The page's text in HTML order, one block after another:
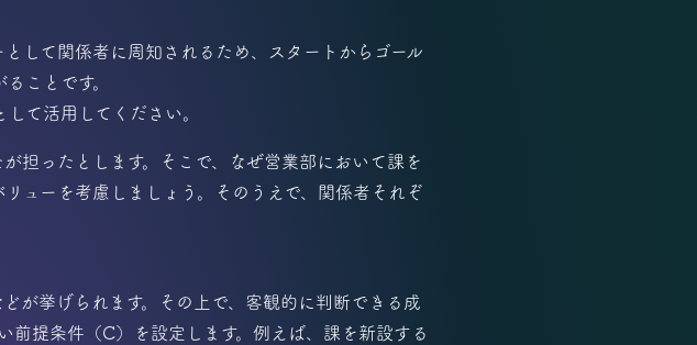
して関係者に周知されるため、スタートからゴール
ことです。
て活用してください。
担ったとします。そこで、なぜ営業部において課を
ューを考慮しましょう。そのうえで、関係者それぞ
が挙げられます。その上で、客観的に判断できる成
提条件（C）を設定します。例えば、課を新設する